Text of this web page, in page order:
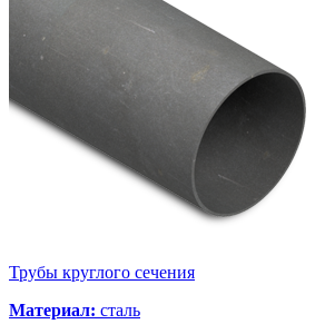
Трубы круглого сечения
Материал: сталь